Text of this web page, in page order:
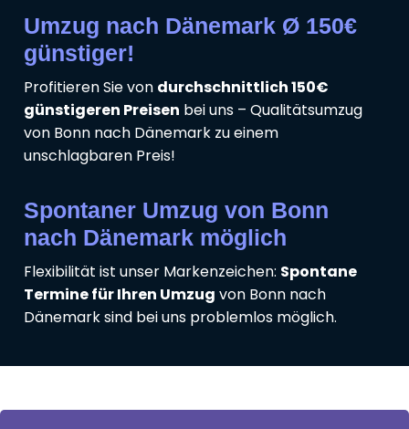
Umzug nach Dänemark Ø 150€
günstiger!
Profitieren Sie von durchschnittlich 150€
günstigeren Preisen bei uns – Qualitätsumzug
von Bonn nach Dänemark zu einem
unschlagbaren Preis!
Spontaner Umzug von Bonn
nach Dänemark möglich
Flexibilität ist unser Markenzeichen: Spontane
Termine für Ihren Umzug von Bonn nach
Dänemark sind bei uns problemlos möglich.